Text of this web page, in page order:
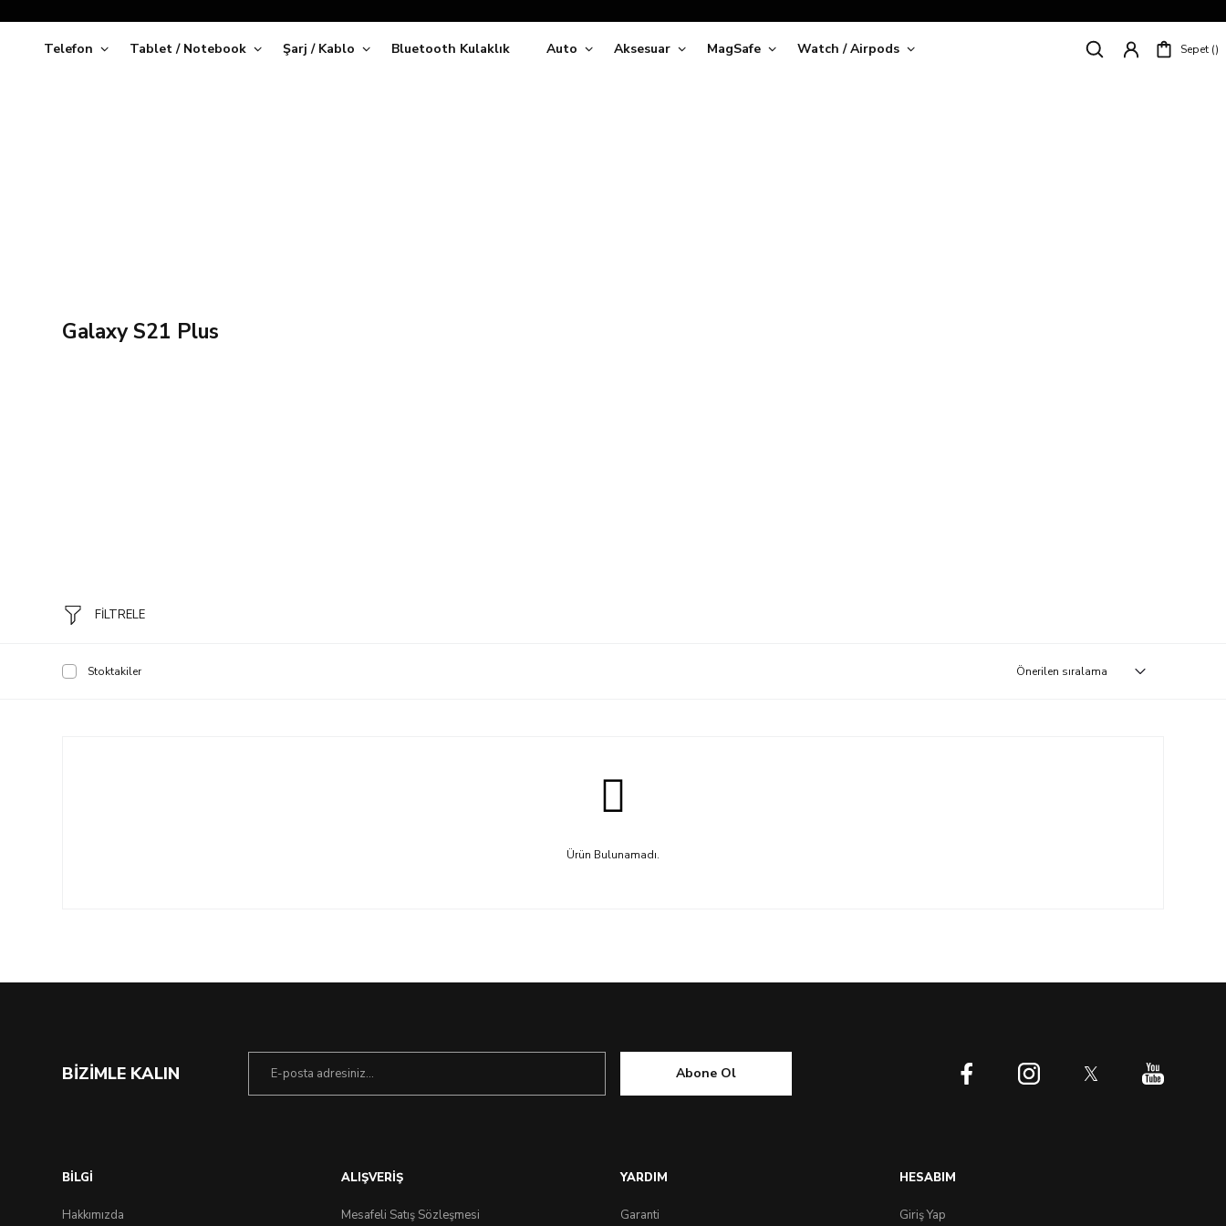
Siparişleriniz
5 İş Günü İçerisinde Kargoda!
Kapıda Ödeme Kolaylığı, Kredi Kartı ile Taksitli Hızlı ve Güvenli Alışveriş!
Telefon Tablet / Notebook Şarj / Kablo Bluetooth Kulaklık Auto Aksesuar MagSafe Watch / Airpods Sepet
Galaxy S21 Plus
FİLTRELE
Stoktakiler
Ürün Bulunamadı.
BİZİMLE KALIN Abone Ol
BİLGİ
Hakkımızda
ALIŞVERİŞ
Mesafeli Satış Sözleşmesi
YARDIM
Garanti
HESABIM
Giriş Yap